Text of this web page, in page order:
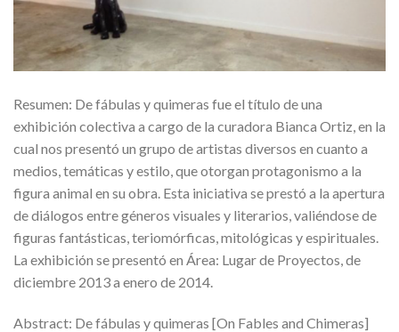
Resumen: De fábulas y quimeras fue el título de una
exhibición colectiva a cargo de la curadora Bianca Ortiz, en la
cual nos presentó un grupo de artistas diversos en cuanto a
medios, temáticas y estilo, que otorgan protagonismo a la
figura animal en su obra. Esta iniciativa se prestó a la apertura
de diálogos entre géneros visuales y literarios, valiéndose de
figuras fantásticas, teriomórficas, mitológicas y espirituales.
La exhibición se presentó en Área: Lugar de Proyectos, de
diciembre 2013 a enero de 2014.
Abstract: De fábulas y quimeras [On Fables and Chimeras]